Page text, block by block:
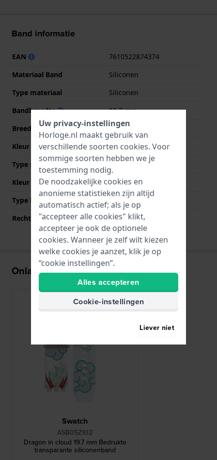
Band informatie
EAN
7610522874374
Materiaal Band
Siliconen
Type materiaal
Siliconen
Bandbreedte
19.7 mm
Breedte bandaanzet
19.7 mm
Kleur Band
Meerkleurig
Type sluiting
Gesp
Kleur sluiting
Zilver
Type bevestiging
Stalen pennen
Rechte bandaanzet
Nee
Onlangs bekeken
Swatch
ASB05Z102
Dragon in cloud 19.7 mm Bedrukte
transparante siliconenband
Uw privacy-instellingen
Horloge.nl maakt gebruik van
verschillende soorten cookies. Voor
sommige soorten hebben we je
toestemming nodig.
De noodzakelijke cookies en
anonieme statistieken zijn altijd
automatisch actief; als je op
"accepteer alle cookies" klikt,
accepteer je ook de optionele
cookies. Wanneer je zelf wilt kiezen
welke cookies je aanzet, klik je op
“cookie instellingen”.
Alles accepteren
Cookie-instellingen
Liever niet